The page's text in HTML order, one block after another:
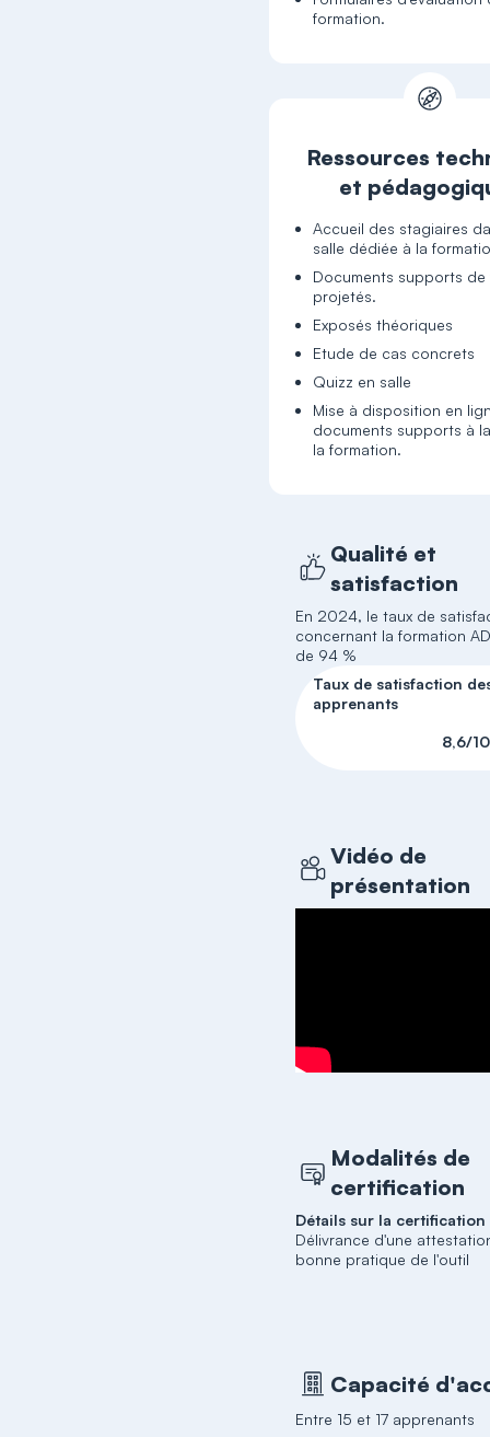
formation.
Ressources
et
Accueil des stagiaires
salle dédiée à la
Documents supports
projetés.
Exposés théoriques
Etude de cas concrets
Quizz en salle
Mise à disposition en
documents supports à
la formation.
Qualité et
satisfaction
En 2024, le taux de
concernant la formation
de 94 %
Taux de satisfaction
apprenants
8,6/10
Vidéo de
présentation
Modalités de
certification
Détails sur la certification
Délivrance d'une
bonne pratique de l'outil
Capacité
Entre 15 et 17 apprenants